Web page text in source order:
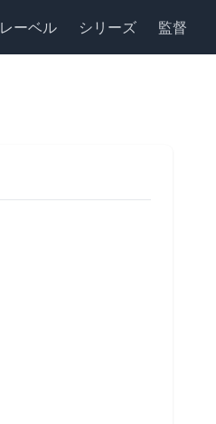
レーベル シリーズ 監督